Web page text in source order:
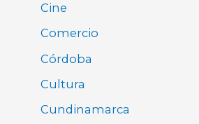
Cine
Comercio
Córdoba
Cultura
Cundinamarca